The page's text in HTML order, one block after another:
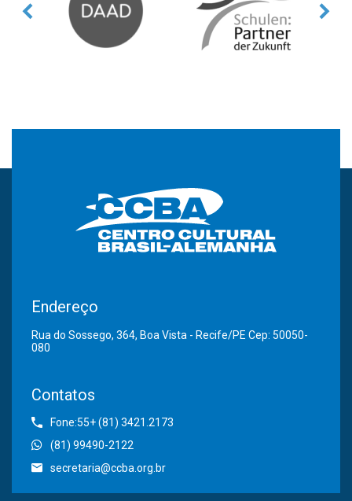
Endereço
Rua do Sossego, 364, Boa Vista - Recife/PE Cep: 50050-
080
Contatos
Fone:55+ (81) 3421.2173
(81) 99490-2122
secretaria@ccba.org.br